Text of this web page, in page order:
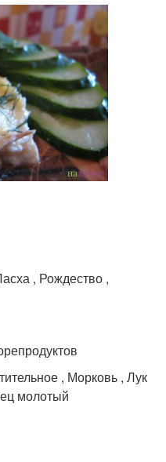
, Рождество ,
, Морковь , Лук
молотый